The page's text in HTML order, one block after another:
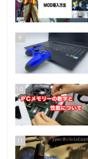
9
10
11